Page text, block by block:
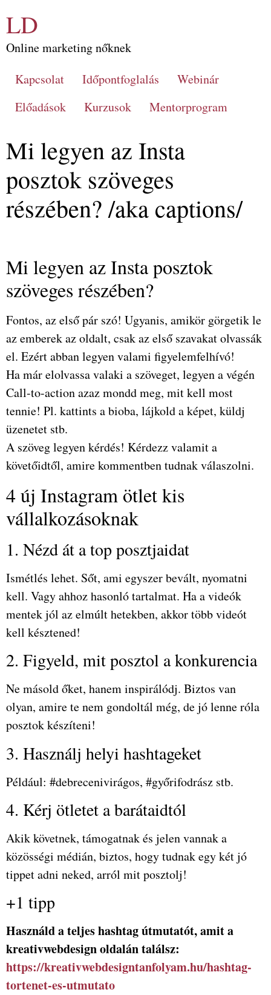
LD
Online marketing nőknek
Kapcsolat
Időpontfoglalás
Webinár
Előadások
Kurzusok Mentorprogram
Mi legyen az Insta
posztok szöveges
részében? /aka captions/
Mi legyen az Insta posztok
szöveges részében?
Fontos, az első pár szó! Ugyanis, amikör görgetik le
az emberek az oldalt, csak az első szavakat olvassák
el. Ezért abban legyen valami figyelemfelhívó!
Ha már elolvassa valaki a szöveget, legyen a végén
Call-to-action azaz mondd meg, mit kell most
tennie! Pl. kattints a bioba, lájkold a képet, küldj
üzenetet stb.
A szöveg legyen kérdés! Kérdezz valamit a
követőidtől, amire kommentben tudnak válaszolni.
4 új Instagram ötlet kis
vállalkozásoknak
1. Nézd át a top posztjaidat
Ismétlés lehet. Sőt, ami egyszer bevált, nyomatni
kell. Vagy ahhoz hasonló tartalmat. Ha a videók
mentek jól az elmúlt hetekben, akkor több videót
kell késztened!
2. Figyeld, mit posztol a konkurencia
Ne másold őket, hanem inspirálódj. Biztos van
olyan, amire te nem gondoltál még, de jó lenne róla
posztok készíteni!
3. Használj helyi hashtageket
Például: #debrecenivirágos, #győrifodrász stb.
4. Kérj ötletet a barátaidtól
Akik követnek, támogatnak és jelen vannak a
közösségi médián, biztos, hogy tudnak egy két jó
tippet adni neked, arról mit posztolj!
+1 tipp
Használd a teljes hashtag útmutatót, amit a
kreativwebdesign oldalán találsz:
https://kreativwebdesigntanfolyam.hu/hashtag-
tortenet-es-utmutato